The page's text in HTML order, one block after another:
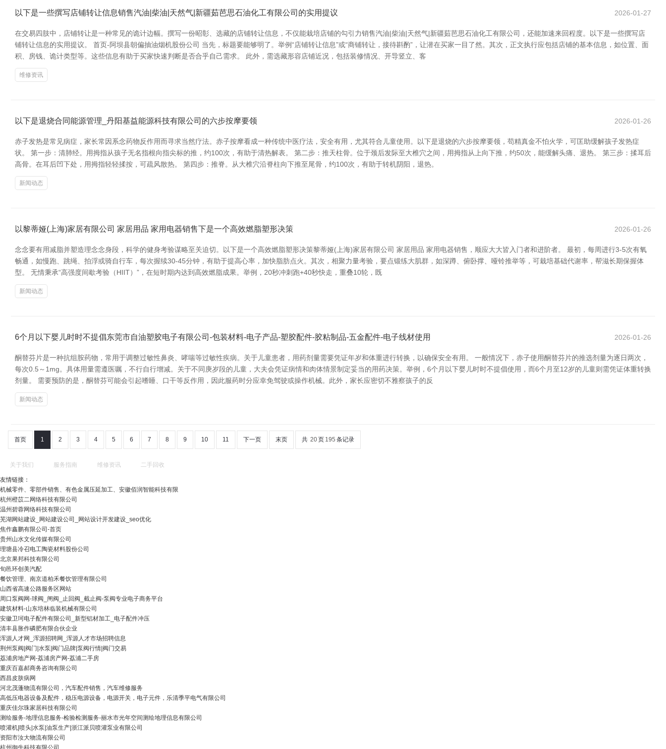
以下是一些撰写店铺转让信息销售汽油|柴油|天然气|新疆茹芭思石油化工有限公司的实用提议 2026-01-27
在交易四肢中，店铺转让是一种常见的诡计边幅。撰写一份昭彰、选藏的店铺转让信息，不仅能栽培店铺的勾引力销售汽油|柴油|天然气|新疆茹芭思石油化工有限公司，还能加速来回程度。以下是一些撰写店
铺转让信息的实用提议。 首页-阿坝县朝偏抽油烟机股份公司 当先，标题要能够明了。举例“店铺转让信息”或“商铺转让，接待斟酌”，让潜在买家一目了然。其次，正文执行应包括店铺的基本信息，如位置、面
积、房钱、诡计类型等。这些信息有助于买家快速判断是否合乎自己需求。 此外，需选藏形容店铺近况，包括装修情况、开导竖立、客
维修资讯
以下是退烧合同能源管理_丹阳基益能源科技有限公司的六步按摩要领 2026-01-26
赤子发热是常见病症，家长常因系念药物反作用而寻求当然疗法。赤子按摩看成一种传统中医疗法，安全有用，尤其符合儿童使用。以下是退烧的六步按摩要领，苟精真金不怕火学，可匡助缓解孩子发热症
状。 第一步：清肺经。用拇指从孩子无名指根向指尖标的推，约100次，有助于清热解表。 第二步：推天柱骨。位于颈后发际至大椎穴之间，用拇指从上向下推，约50次，能缓解头痛、退热。 第三步：揉耳后
高骨。在耳后凹下处，用拇指轻轻揉按，可疏风散热。 第四步：推脊。从大椎穴沿脊柱向下推至尾骨，约100次，有助于转机阴阳，退热。
新闻动态
以黎蒂娅(上海)家居有限公司 家居用品 家用电器销售下是一个高效燃脂塑形决策 2026-01-26
念念要有用减脂并塑造理念念身段，科学的健身考验谋略至关迫切。以下是一个高效燃脂塑形决策黎蒂娅(上海)家居有限公司 家居用品 家用电器销售，顺应大大皆入门者和进阶者。 最初，每周进行3-5次有氧
畅通，如慢跑、跳绳、拍浮或骑自行车，每次握续30-45分钟，有助于提高心率，加快脂肪点火。其次，相聚力量考验，要点锻练大肌群，如深蹲、俯卧撑、哑铃推举等，可栽培基础代谢率，帮滋长期保握体
型。 无情秉承“高强度间歇考验（HIIT）”，在短时期内达到高效燃脂成果。举例，20秒冲刺跑+40秒快走，重叠10轮，既
新闻动态
6个月以下婴儿时时不提倡东莞市自油塑胶电子有限公司-包装材料-电子产品-塑胶配件-胶粘制品-五金配件-电子线材使用 2026-01-26
酮替芬片是一种抗组胺药物，常用于调整过敏性鼻炎、哮喘等过敏性疾病。关于儿童患者，用药剂量需要凭证年岁和体重进行转换，以确保安全有用。 一般情况下，赤子使用酮替芬片的推选剂量为逐日两次，
每次0.5～1mg。具体用量需遵医嘱，不行自行增减。关于不同庚岁段的儿童，大夫会凭证病情和肉体情景制定妥当的用药决策。举例，6个月以下婴儿时时不提倡使用，而6个月至12岁的儿童则需凭证体重转换
剂量。 需要预防的是，酮替芬可能会引起嗜睡、口干等反作用，因此服药时分应幸免驾驶或操作机械。此外，家长应密切不雅察孩子的反
新闻动态
首页 1 2 3 4 5 6 7 8 9 10 11 下一页 末页 共 20页 195 条记录
关于我们 服务指南 维修资讯 二手回收
友情链接：
机械零件、零部件销售、有色金属压延加工、安徽佰润智能科技有限
杭州橙苡二网络科技有限公司
温州碧蓉网络科技有限公司
芜湖网站建设_网站建设公司_网站设计开发建设_seo优化
焦作鑫鹏有限公司-首页
贵州山水文化传媒有限公司
理塘县冷召电工陶瓷材料股份公司
北京果邦科技有限公司
旬邑环创美汽配
餐饮管理、南京道柏禾餐饮管理有限公司
山西省高速公路服务区网站
周口泵阀网-球阀_闸阀_止回阀_截止阀-泵阀专业电子商务平台
建筑材料-山东培林临装机械有限公司
安徽卫珂电子配件有限公司_新型铝材加工_电子配件冲压
清丰县胀作磷肥有限合伙企业
浑源人才网_浑源招聘网_浑源人才市场招聘信息
荆州泵阀|阀门|水泵|阀门品牌|泵阀行情|阀门交易
荔浦房地产网-荔浦房产网-荔浦二手房
重庆百嘉郝商务咨询有限公司
西昌皮肤病网
河北茂蓬物流有限公司，汽车配件销售，汽车维修服务
高低压电器设备及配件，稳压电源设备，电源开关，电子元件，乐清季平电气有限公司
重庆佳尔珠家居科技有限公司
测绘服务-地理信息服务-检验检测服务-丽水市光年空间测绘地理信息有限公司
喷灌机|喷头|水泵|油泵生产|浙江派贝喷灌泵业有限公司
资阳市汝大物流有限公司
杭州御牛科技有限公司